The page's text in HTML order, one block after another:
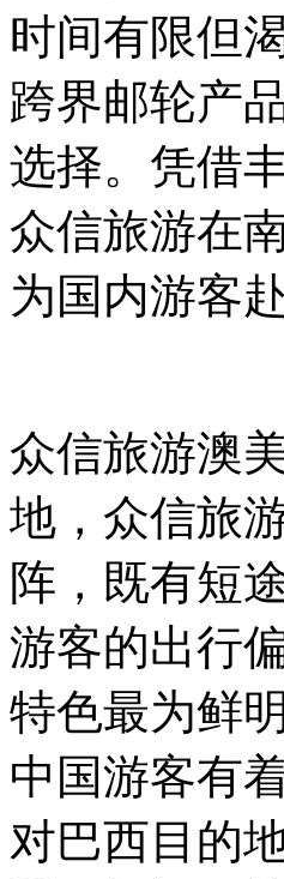
时间有限但
跨界邮轮产
选择。凭借
众信旅游在
为国内游客
众信旅游澳
地，众信旅
阵，既有短
游客的出行
特色最为鲜
中国游客有
对巴西目的